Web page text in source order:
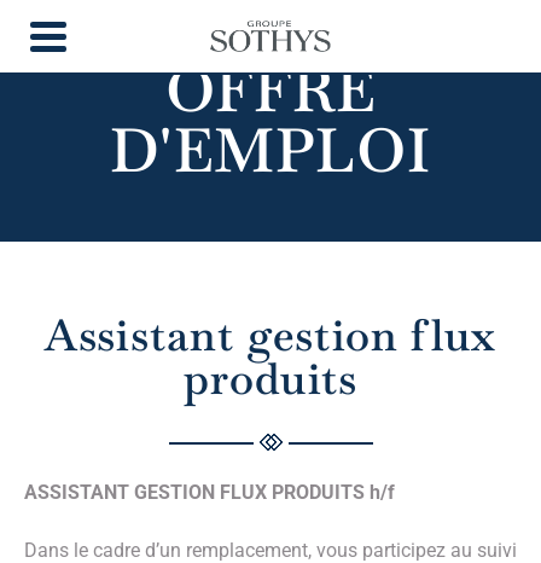
OFFRE
D'EMPLOI
Assistant gestion flux
produits
ASSISTANT GESTION FLUX PRODUITS h/f
Dans le cadre d’un remplacement, vous participez au suivi